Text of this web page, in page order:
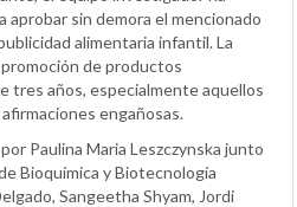
aprobar sin demora el mencionado
alimentaria infantil. La
de productos
tres años, especialmente aquellos
engañosas.
Paulina Maria Leszczynska junto
Bioquímica y Biotecnología
Sangeetha Shyam, Jordi